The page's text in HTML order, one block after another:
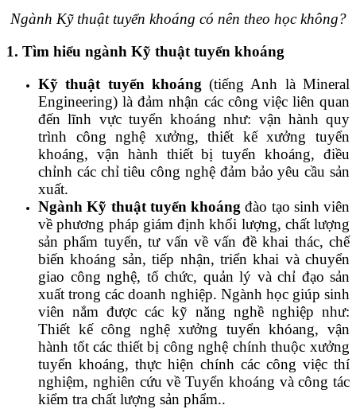
Ngành Kỹ thuật tuyển khoáng có nên theo học không?
1. Tìm hiểu ngành Kỹ thuật tuyển khoáng
Kỹ thuật tuyển khoáng(tiếng Anh là Mineral
Engineering) là đảm nhận các công việc liên quan
đến lĩnh vực tuyển khoáng như: vận hành quy
trình công nghệ xưởng, thiết kế xưởng tuyển
khoáng, vận hành thiết bị tuyển khoáng, điều
chỉnh các chỉ tiêu công nghệ đảm bảo yêu cầu sản
xuất.
Ngành Kỹ thuật tuyển khoáng đào tạo sinh viên
về phương pháp giám định khối lượng, chất lượng
sản phẩm tuyển, tư vấn về vấn đề khai thác, chế
biến khoáng sản, tiếp nhận, triển khai và chuyển
giao công nghệ, tổ chức, quản lý và chỉ đạo sản
xuất trong các doanh nghiệp. Ngành học giúp sinh
viên nắm được các kỹ năng nghề nghiệp như:
Thiết kế công nghệ xưởng tuyển khóang, vận
hành tốt các thiết bị công nghệ chính thuộc xưởng
tuyển khoáng, thực hiện chính các công việc thí
nghiệm, nghiên cứu về Tuyển khoáng và công tác
kiểm tra chất lượng sản phẩm..